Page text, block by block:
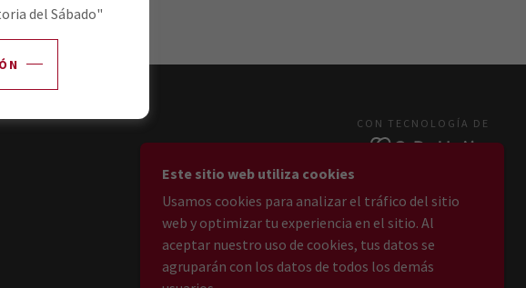
CON TECNOLOGÍA DE
del Sábado"
Este sitio web utiliza cookies
Usamos cookies para analizar el tráfico del sitio
web y optimizar tu experiencia en el sitio. Al
aceptar nuestro uso de cookies, tus datos se
agruparán con los datos de todos los demás